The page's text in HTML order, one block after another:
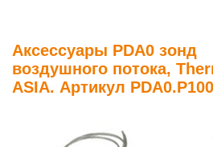
Аксессуары PDA0 зонд
воздушного потока,
ASIA. Артикул PDA0.P100